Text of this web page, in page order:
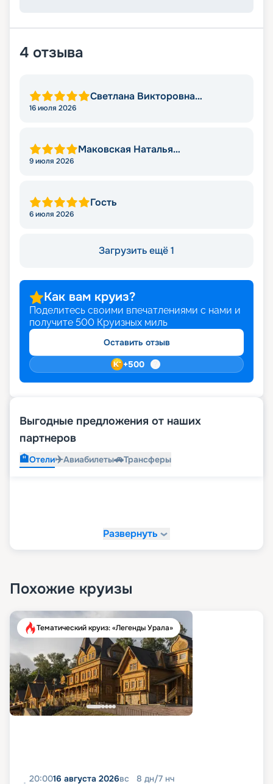
4 отзыва
Светлана Викторовна
16 июля 2026
Маковская Наталья
9 июля 2026
Гость
6 июля 2026
Загрузить ещё 1
Как вам круиз?
Поделитесь своими впечатлениями с нами и
получите 500 Круизных миль
Оставить отзыв
+500
Выгодные предложения от наших
партнеров
🏨Отели✈️Авиабилеты🚗Трансферы
Развернуть
Похожие круизы
Тематический круиз: «Легенды Урала»
20:0016 августа 2026вс 8 дн/7 нч